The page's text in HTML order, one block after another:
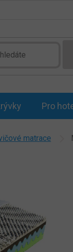
Pro
matrace